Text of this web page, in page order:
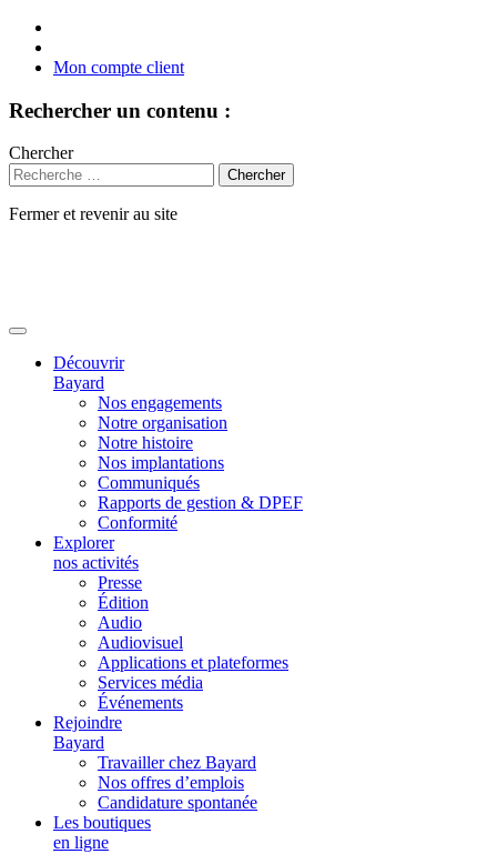
Mon compte client
Rechercher un contenu :
Chercher
Fermer et revenir au site
Découvrir
Bayard
Nos engagements
Notre organisation
Notre histoire
Nos implantations
Communiqués
Rapports de gestion & DPEF
Conformité
Explorer
nos activités
Presse
Édition
Audio
Audiovisuel
Applications et plateformes
Services média
Événements
Rejoindre
Bayard
Travailler chez Bayard
Nos offres d’emplois
Candidature spontanée
Les boutiques
en ligne